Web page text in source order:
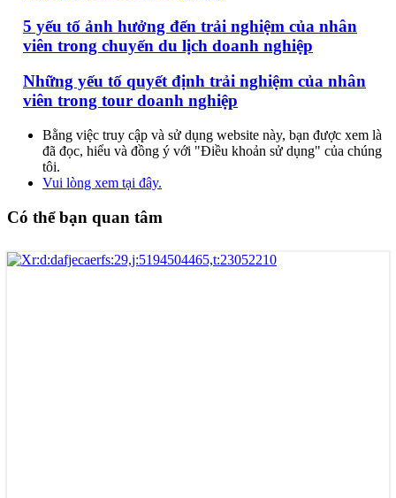
5 yếu tố ảnh hưởng đến trải nghiệm của nhân
viên trong chuyến du lịch doanh nghiệp
Những yếu tố quyết định trải nghiệm của nhân
viên trong tour doanh nghiệp
Bằng việc truy cập và sử dụng website này, bạn được xem là
đã đọc, hiểu và đồng ý với "Điều khoản sử dụng" của chúng
tôi.
Vui lòng xem tại đây.
Có thể bạn quan tâm